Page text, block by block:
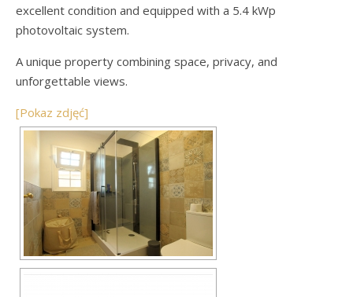
excellent condition and equipped with a 5.4 kWp
photovoltaic system.
A unique property combining space, privacy, and
unforgettable views.
[Pokaz zdjęć]